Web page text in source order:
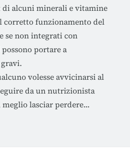
alcuni minerali e vitamine
funzionamento del
se non integrati con
portare a
volesse avvicinarsi al
da un nutrizionista
lasciar perdere...